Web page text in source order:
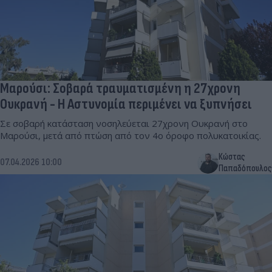
Μαρούσι: Σοβαρά τραυματισμένη η 27χρονη
Ουκρανή - Η Αστυνομία περιμένει να ξυπνήσει
Σε σοβαρή κατάσταση νοσηλεύεται 27χρονη Ουκρανή στο
Μαρούσι, μετά από πτώση από τον 4ο όροφο πολυκατοικίας.
07.04.2026 10:00
Κώστας
Παπαδόπουλος